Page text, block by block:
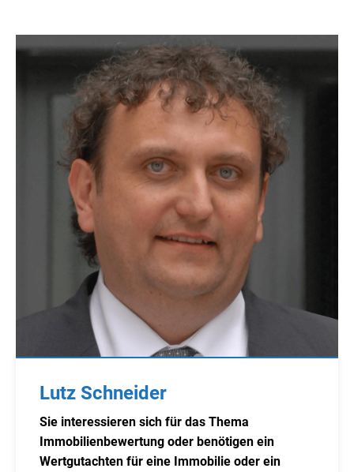
Lutz Schneider
Sie interessieren sich für das Thema
Immobilienbewertung oder benötigen ein
Wertgutachten für eine Immobilie oder ein